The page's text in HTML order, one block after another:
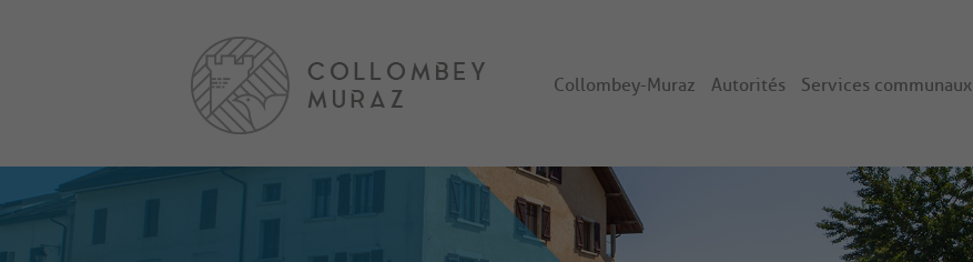
Collombey-Muraz Autorités Services communaux